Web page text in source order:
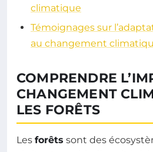
climatique
Témoignages sur
au changement
COMPRENDRE
CHANGEMENT
LES FORÊTS
Les forêts sont des